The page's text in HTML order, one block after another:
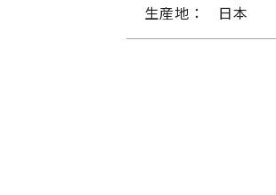
生産地： 日本